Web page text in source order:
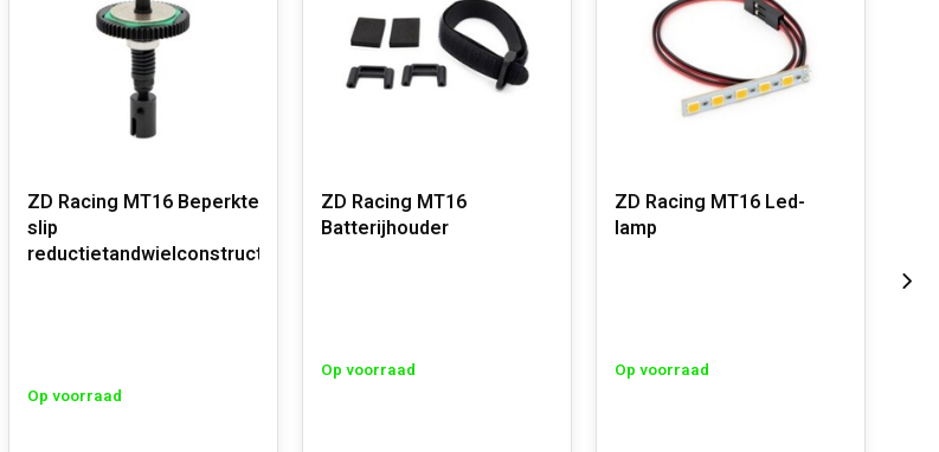
ZD Racing MT16 Beperkte
slip
reductietandwielconstructie
Op voorraad
ZD Racing MT16
Batterijhouder
Op voorraad
ZD Racing MT16 Led-
lamp
Op voorraad